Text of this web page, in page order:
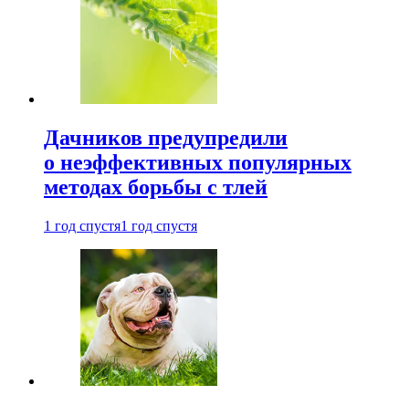
Дачников предупредили
о неэффективных популярных
методах борьбы с тлей
1 год спустя1 год спустя